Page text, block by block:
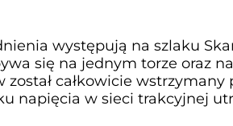
występują na szlaku
się na jednym torze oraz
został całkowicie
napięcia w sieci trakcyjnej